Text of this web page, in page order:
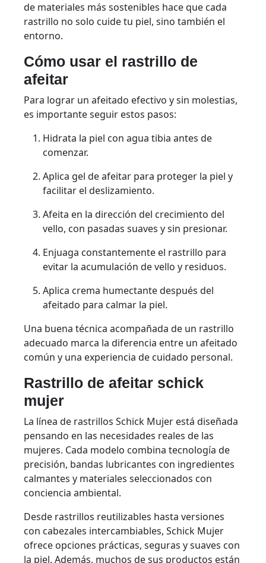
de materiales más sostenibles hace que cada
rastrillo no solo cuide tu piel, sino también el
entorno.
Cómo usar el rastrillo de
afeitar
Para lograr un afeitado efectivo y sin molestias,
es importante seguir estos pasos:
Hidrata la piel con agua tibia antes de
comenzar.
Aplica gel de afeitar para proteger la piel y
facilitar el deslizamiento.
Afeita en la dirección del crecimiento del
vello, con pasadas suaves y sin presionar.
Enjuaga constantemente el rastrillo para
evitar la acumulación de vello y residuos.
Aplica crema humectante después del
afeitado para calmar la piel.
Una buena técnica acompañada de un rastrillo
adecuado marca la diferencia entre un afeitado
común y una experiencia de cuidado personal.
Rastrillo de afeitar schick
mujer
La línea de rastrillos Schick Mujer está diseñada
pensando en las necesidades reales de las
mujeres. Cada modelo combina tecnología de
precisión, bandas lubricantes con ingredientes
calmantes y materiales seleccionados con
conciencia ambiental.
Desde rastrillos reutilizables hasta versiones
con cabezales intercambiables, Schick Mujer
ofrece opciones prácticas, seguras y suaves con
la piel. Además, muchos de sus productos están